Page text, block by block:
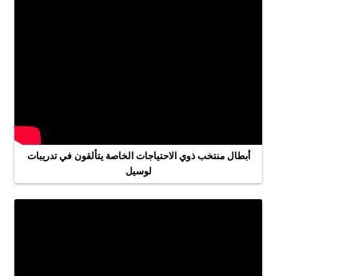
أبطال منتخب ذوي الاحتياجات الخاصة يتألقون في تدريبات
لوسيل